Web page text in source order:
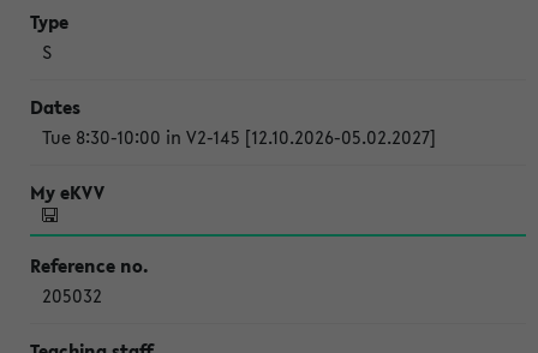
S
Tue 8:30-10:00 in V2-145 [12.10.2026-05.02.2027]
205032